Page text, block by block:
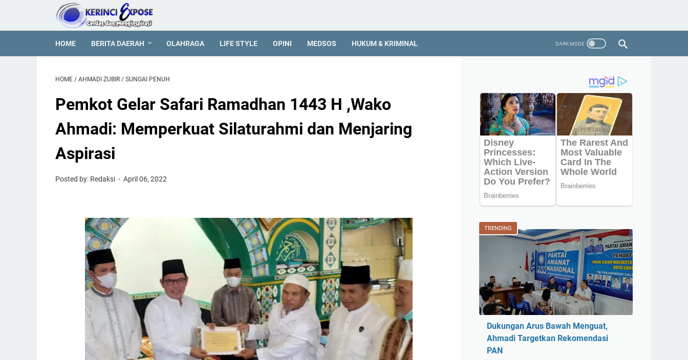
HOME BERITA DAERAH OLAHRAGA LIFE STYLE OPINI MEDSOS HUKUM & KRIMINAL
HOME / AHMADI ZUBIR / SUNGAI PENUH
Pemkot Gelar Safari Ramadhan 1443 H ,Wako
Ahmadi: Memperkuat Silaturahmi dan Menjaring
Aspirasi
Posted by: Redaksi April 06, 2022
TRENDING
Dukungan Arus Bawah Menguat,
Ahmadi Targetkan Rekomendasi
PAN